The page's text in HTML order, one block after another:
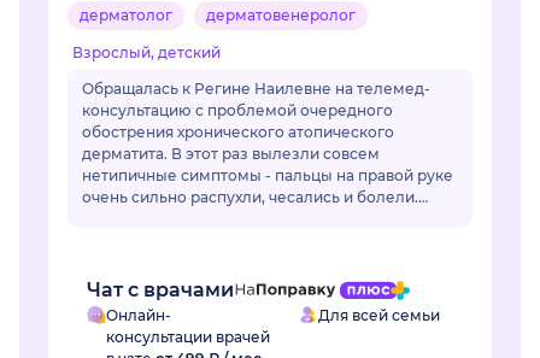
дерматолог дерматовенеролог
Взрослый, детский
Обращалась к Регине Наилевне на телемед-
консультацию с проблемой очередного
обострения хронического атопического
дерматита. В этот раз вылезли совсем
нетипичные симптомы - пальцы на правой руке
очень сильно распухли, чесались и болели.
Чат с врачами
Онлайн-
консультации врачей
Для всей семьи